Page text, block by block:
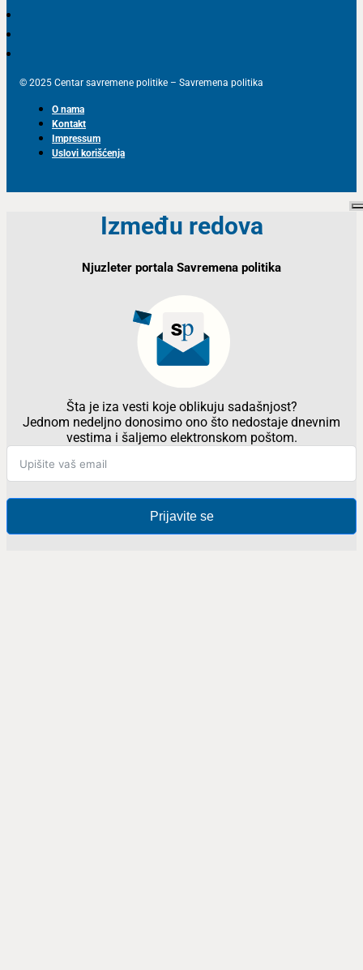
© 2025 Centar savremene politike – Savremena politika
O nama
Kontakt
Impressum
Uslovi korišćenja
Između redova
Njuzleter portala Savremena politika
Šta je iza vesti koje oblikuju sadašnjost?
Jednom nedeljno donosimo ono što nedostaje dnevnim
vestima i šaljemo elektronskom poštom.
Prijavite se